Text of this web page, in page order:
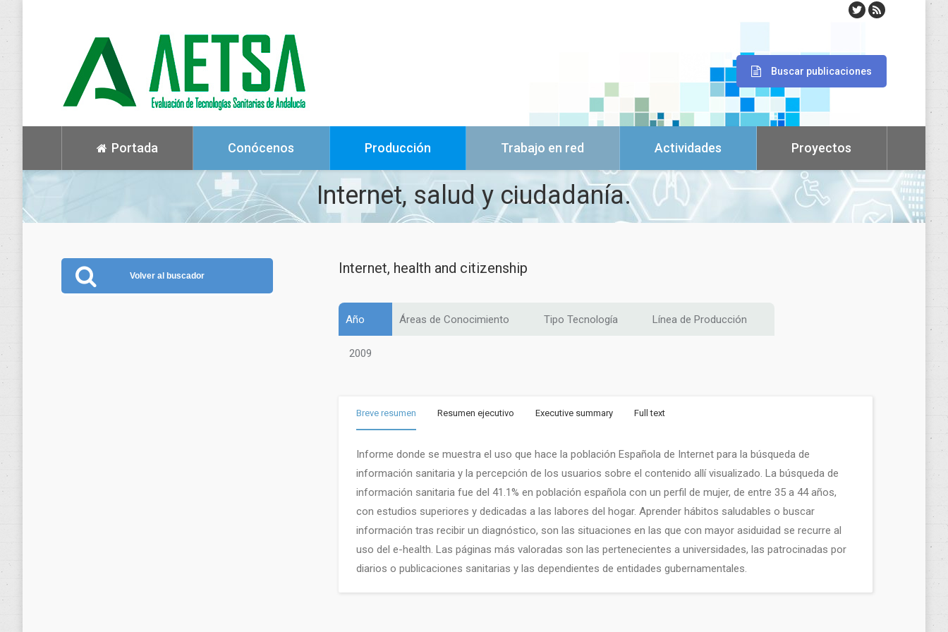
Buscar publicaciones
Portada Conócenos Producción Trabajo en red Actividades Proyectos
Internet, salud y ciudadanía.
Volver al buscador Internet, health and citizenship
Año Áreas de Conocimiento Tipo Tecnología Línea de Producción
2009
Breve resumen Resumen ejecutivo Executive summary Full text
Informe donde se muestra el uso que hace la población Española de Internet para la búsqueda de
información sanitaria y la percepción de los usuarios sobre el contenido allí visualizado. La búsqueda de
información sanitaria fue del 41.1% en población española con un perfil de mujer, de entre 35 a 44 años,
con estudios superiores y dedicadas a las labores del hogar. Aprender hábitos saludables o buscar
información tras recibir un diagnóstico, son las situaciones en las que con mayor asiduidad se recurre al
uso del e-health. Las páginas más valoradas son las pertenecientes a universidades, las patrocinadas por
diarios o publicaciones sanitarias y las dependientes de entidades gubernamentales.